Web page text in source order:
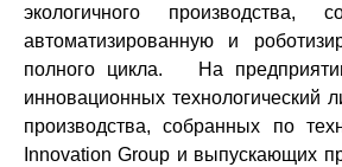
экологичного производства,
автоматизированную и
полного цикла.
На
инновационных технологический
производства, собранных по
Innovation Group и выпускающих